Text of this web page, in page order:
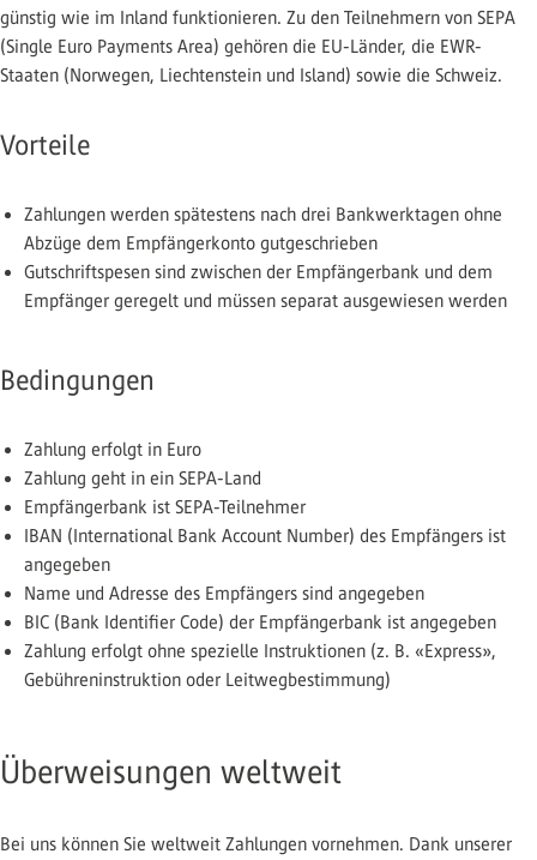
günstig wie im Inland funktionieren. Zu den Teilnehmern von SEPA
(Single Euro Payments Area) gehören die EU-Länder, die EWR-
Staaten (Norwegen, Liechtenstein und Island) sowie die Schweiz.
Vorteile
Zahlungen werden spätestens nach drei Bankwerktagen ohne
Abzüge dem Empfängerkonto gutgeschrieben
Gutschriftspesen sind zwischen der Empfängerbank und dem
Empfänger geregelt und müssen separat ausgewiesen werden
Bedingungen
Zahlung erfolgt in Euro
Zahlung geht in ein SEPA-Land
Empfängerbank ist SEPA-Teilnehmer
IBAN (International Bank Account Number) des Empfängers ist
angegeben
Name und Adresse des Empfängers sind angegeben
BIC (Bank Identifier Code) der Empfängerbank ist angegeben
Zahlung erfolgt ohne spezielle Instruktionen (z. B. «Express»,
Gebühreninstruktion oder Leitwegbestimmung)
Überweisungen weltweit
Bei uns können Sie weltweit Zahlungen vornehmen. Dank unserer